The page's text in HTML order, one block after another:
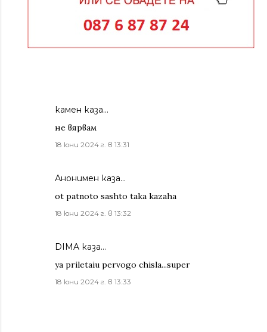
камен каза…
не вярвам
18 юни 2024 г. в 13:31
Анонимен каза…
ot patnoto sashto taka kazaha
18 юни 2024 г. в 13:32
DIMA каза…
ya priletaiu pervogo chisla...super
18 юни 2024 г. в 13:33